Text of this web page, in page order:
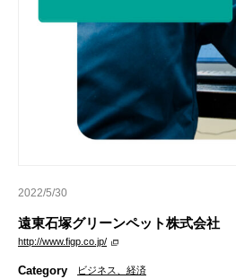
2022/5/30
遠東石塚グリーンペット株式会社
http://www.figp.co.jp/
Category ビジネス、経済